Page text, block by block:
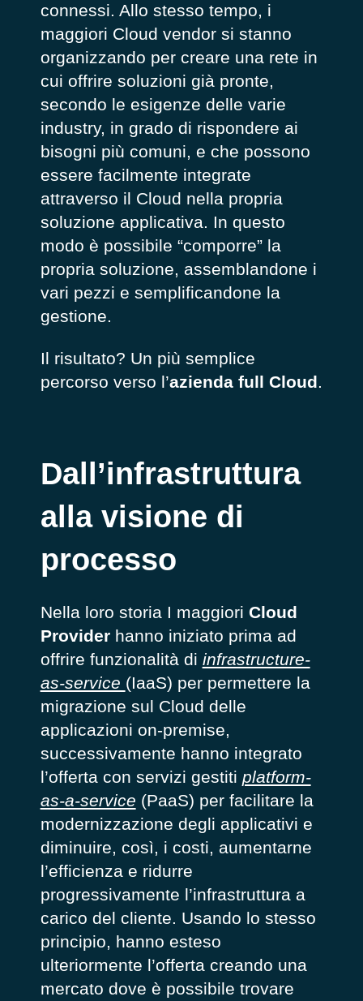
connessi. Allo stesso tempo, i
maggiori Cloud vendor si stanno
organizzando per creare una rete in
cui offrire soluzioni già pronte,
secondo le esigenze delle varie
industry, in grado di rispondere ai
bisogni più comuni, e che possono
essere facilmente integrate
attraverso il Cloud nella propria
soluzione applicativa. In questo
modo è possibile “comporre” la
propria soluzione, assemblandone i
vari pezzi e semplificandone la
gestione.
Il risultato? Un più semplice
percorso verso l’azienda full Cloud
Dall’infrastruttura
alla visione di
processo
Nella loro storia I maggiori Cloud
Providerhanno iniziato prima ad
offrire funzionalità di infrastructure-
as-service (IaaS) per permettere la
migrazione sul Cloud delle
applicazioni on-premise,
successivamente hanno integrato
l’offerta con servizi gestiti platform-
as-a-service (PaaS) per facilitare la
modernizzazione degli applicativi e
diminuire, così, i costi, aumentarne
l’efficienza e ridurre
progressivamente l’infrastruttura a
carico del cliente. Usando lo stesso
principio, hanno esteso
ulteriormente l’offerta creando una
mercato dove è possibile trovare